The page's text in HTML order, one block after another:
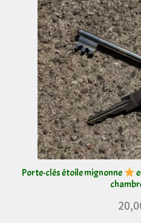
Porte-clés étoile mignonne